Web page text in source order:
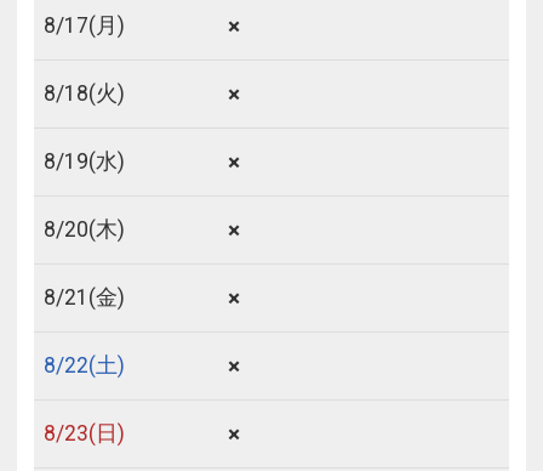
8/17(月) ×
8/18(火) ×
8/19(水) ×
8/20(木) ×
8/21 (金) ×
8/22(土) ×
8/23(日) ×